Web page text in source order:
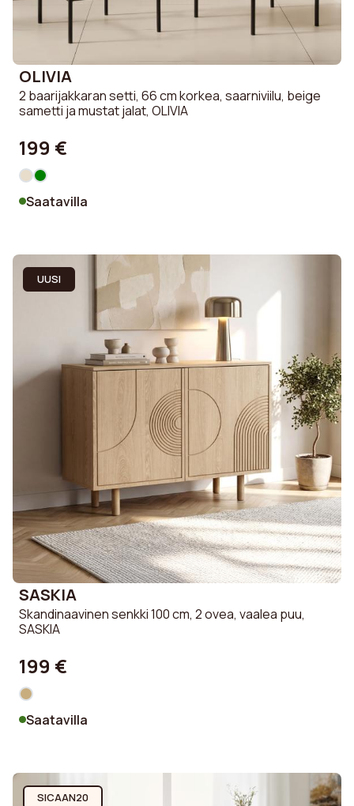
OLIVIA
2 baarijakkaran setti, 66 cm korkea, saarniviilu, beige
sametti ja mustat jalat, OLIVIA
199 €
Saatavilla
UUSI
SASKIA
Skandinaavinen senkki 100 cm, 2 ovea, vaalea puu,
SASKIA
199 €
Saatavilla
SICAAN20